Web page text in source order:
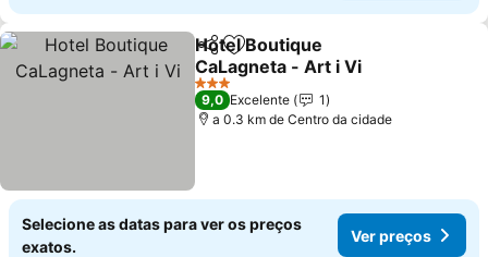
PartilharAdicionar aos favoritos
Hotel Boutique
CaLagneta - Art i Vi
Ver preços
3 Estrelas
9,0 Excelente
1
a 0.3 km de Centro da cidade
Selecione as datas para ver os preços
exatos.
Ver preços